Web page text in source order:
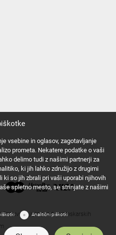
in prodaja pleskarskih
vsebine in oglasov, zagotavljanje
prometa. Nekatere podatke o vaši
delimo tudi z našimi partnerji za
ki jih lahko združijo z drugimi
ki so jih zbrali pri vaši uporabi njihovih
spletno mesto, se strinjate z našimi
Analitični piškotki